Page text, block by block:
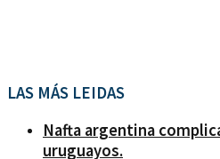
LAS MÁS LEIDAS
Nafta argentina
uruguayos.